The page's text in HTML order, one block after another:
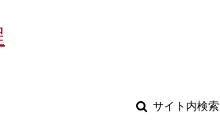
サイト内検索